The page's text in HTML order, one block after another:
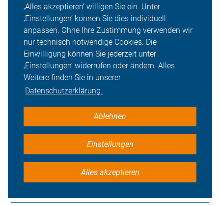
‚Alles akzeptieren‘ willigen Sie ein. Unter
‚Einstellungen‘ können Sie dies individuell
anpassen. Ohne Ihre Zustimmung verwenden wir
nur technisch notwendige Cookies. Die
Einwilligung können Sie jederzeit unter
‚Einstellungen‘ widerrufen oder ändern. Alles
Weitere finden Sie in unserer
Datenschutzerklärung.
Ablehnen
Einstellungen
Alles akzeptieren
Was muss ich beachten, um mein
Fahrrad verkehrssicher zu machen?
Worauf sollte ich als Radfahrer achten?
Was ist der Unterschied zwischen
Pedelecs und E-Bikes?